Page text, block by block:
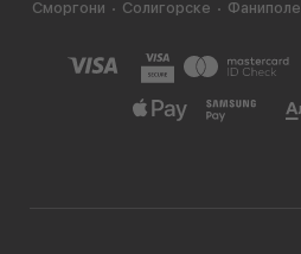
Сморгони
Солигорске Фаниполе